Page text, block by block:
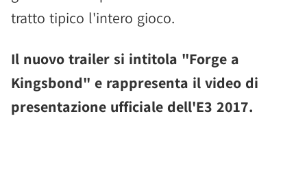
tratto tipico l'intero gioco.
Il nuovo trailer si intitola "Forge a
Kingsbond" e rappresenta il video di
presentazione ufficiale dell'E3 2017.